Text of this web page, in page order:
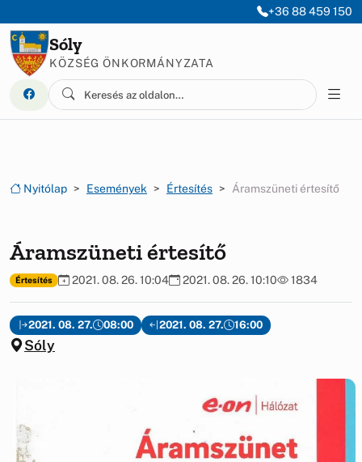
+36 88 459 150
Sóly
KÖZSÉG ÖNKORMÁNYZATA
Nyitólap Események Értesítés Áramszüneti értesítő
Áramszüneti értesítő
Értesítés 2021. 08. 26. 10:04 2021. 08. 26. 10:10 1834
2021. 08. 27. 08:00 2021. 08. 27. 16:00
Sóly